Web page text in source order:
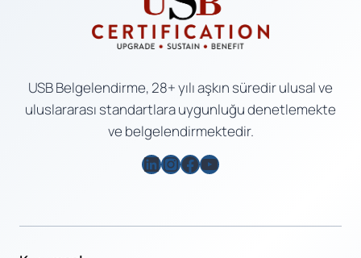
USB Belgelendirme, 28+ yılı aşkın süredir ulusal ve
uluslararası standartlara uygunluğu denetlemekte
ve belgelendirmektedir.
LinkedIn
Instagram
Facebook
YouTube